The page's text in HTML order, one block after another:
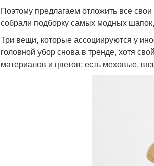
Поэтому предлагаем отложить все
собрали подборку самых модных
Три вещи, которые ассоциируются у
головной убор снова в тренде, хотя
материалов и цветов: есть меховые,